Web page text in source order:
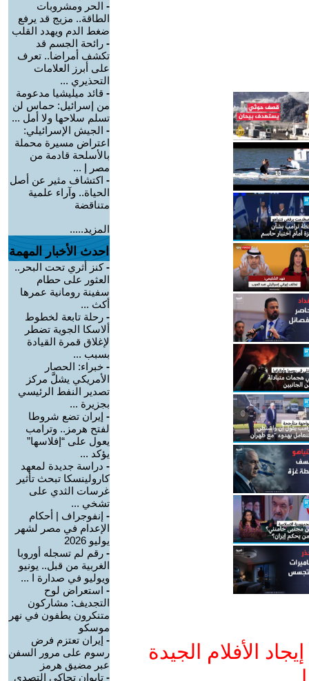
الأفلام الجيدة
- الحر ومشروبات
الطاقة.. مزيج قد يرفع
ضغط الدم ويهدد القلب
- رائحة الجسم قد
تكشف أمراضا.. تعرف
على أبرز العلامات
التحذيري ...
- قائد ميليشيا مدعومة
من إسرائيل: حماس لن
تسلم سلاحها ولا أمل ...
- الجيش الإسرائيلي:
اعتراض مسيرة محملة
بالأسلحة قادمة من
مصر إ ...
- اكتشاف مثير عن أصل
الحياة.. وآراء علمية
متناقضة
المزيد.....
احدث الأخبار المهمة
-كنز أثري تحت البحر..
العثور على حطام
سفينة رومانية عمرها
أكث ...
- رحلة تابعة لخطوط
ألاسكا الجوية تضطر
لإغلاق قمرة القيادة
بسبب ...
- خبراء: الحصار
الأمريكي يشلَّ مركز
تصدير النفط الرئيسي
بجزيرة ...
- إيران تضع شروطا
لفتح هرمز.. وترامب
يعول على “إفلاسها”
يؤكد ...
- دراسة جديدة لمعهد
كارولينسكا تبحث تأثير
غرسات الثدي على
تشخي ...
- إنفوجراف | أحكام
الإعدام في مصر لشهر
يوليو 2026
- رقم لم تسجله أوروبا
الغربية من قبل.. يونيو
ويوليو في صدارة ا ...
- استعراض لوح
التجديف: مشاركون
متنكرون يطفون في نهر
موسكو
- إيران تعتزم فرض
رسوم على مرور السفن
عبر مضيق هرمز
- تايوان تحاكي التصدي